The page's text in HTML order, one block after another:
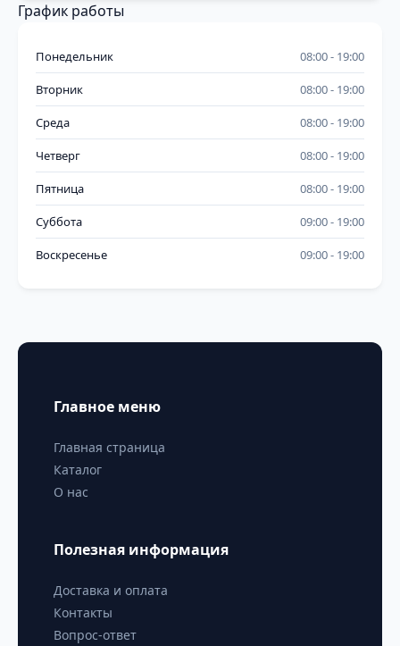
График работы
Понедельник 08:00 19:00
Вторник 08:00 19:00
Среда 08:00 19:00
Четверг 08:00 19:00
Пятница 08:00 19:00
Суббота 09:00 19:00
Воскресенье 09:00 19:00
Главное меню
Главная страница
Каталог
О нас
Полезная информация
Доставка и оплата
Контакты
Вопрос-ответ